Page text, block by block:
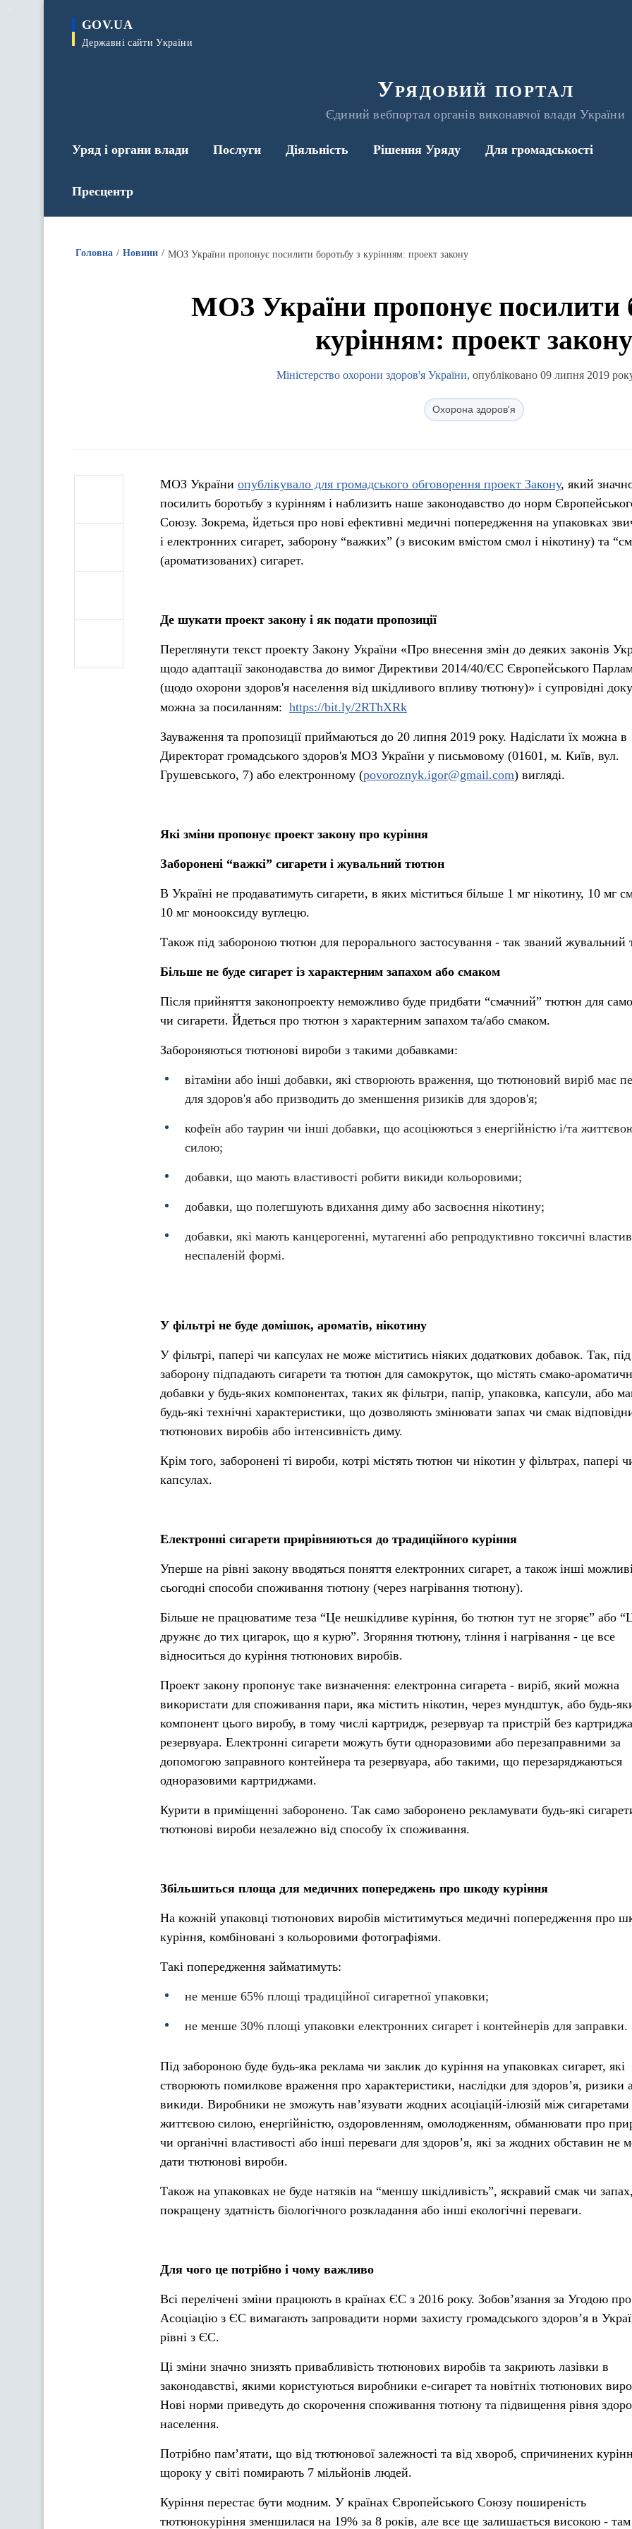
GOV.UA
Державні сайти України
Урядовий портал
Єдиний вебпортал органів виконавчої влади України
Уряд і органи влади Послуги Діяльність Рішення Уряду Для громадськості
Пресцентр
Головна Новини МОЗ України пропонує посилити боротьбу з курінням: проект закону
МОЗ України пропонує посилити
курінням: проект закону
Міністерство охорони здоров'я України, опубліковано 09 липня 2019
Охорона здоров'я
МОЗ України опублікувало для громадського обговорення проект Закону, який
посилить боротьбу з курінням і наблизить наше законодавство до норм
Союзу. Зокрема, йдеться про нові ефективні медичні попередження на упаковках
і електронних сигарет, заборону “важких” (з високим вмістом смол і нікотину) та
(ароматизованих) сигарет.
Де шукати проект закону і як подати пропозиції
Переглянути текст проекту Закону України «Про внесення змін до деяких законів
щодо адаптації законодавства до вимог Директиви 2014/40/ЄС Європейського
(щодо охорони здоров'я населення від шкідливого впливу тютюну)» і супровідні
можна за посиланням: https://bit.ly/2RThXRk
Зауваження та пропозиції приймаються до 20 липня 2019 року. Надіслати їх можна в
Директорат громадського здоров'я МОЗ України у письмовому (01601, м. Київ, вул.
Грушевського, 7) або електронному (povoroznyk.igor@gmail.com) вигляді.
Які зміни пропонує проект закону про куріння
Заборонені “важкі” сигарети і жувальний тютюн
В Україні не продаватимуть сигарети, в яких міститься більше 1 мг нікотину, 10 мг
10 мг монооксиду вуглецю.
Також під забороною тютюн для перорального застосування - так званий
Більше не буде сигарет із характерним запахом або смаком
Після прийняття законопроекту неможливо буде придбати “смачний” тютюн для
чи сигарети. Йдеться про тютюн з характерним запахом та/або смаком.
Забороняються тютюнові вироби з такими добавками:
вітаміни або інші добавки, які створюють враження, що тютюновий виріб має
для здоров'я або призводить до зменшення ризиків для здоров'я;
кофеїн або таурин чи інші добавки, що асоціюються з енергійністю і/та
силою;
добавки, що мають властивості робити викиди кольоровими;
добавки, що полегшують вдихання диму або засвоєння нікотину;
добавки, які мають канцерогенні, мутагенні або репродуктивно токсичні
неспаленій формі.
У фільтрі не буде домішок, ароматів, нікотину
У фільтрі, папері чи капсулах не може міститись ніяких додаткових добавок. Так, під
заборону підпадають сигарети та тютюн для самокруток, що містять смако-
добавки у будь-яких компонентах, таких як фільтри, папір, упаковка, капсули, або
будь-які технічні характеристики, що дозволяють змінювати запах чи смак
тютюнових виробів або інтенсивність диму.
Крім того, заборонені ті вироби, котрі містять тютюн чи нікотин у фільтрах, папері
капсулах.
Електронні сигарети прирівняються до традиційного куріння
Уперше на рівні закону вводяться поняття електронних сигарет, а також інші
сьогодні способи споживання тютюну (через нагрівання тютюну).
Більше не працюватиме теза “Це нешкідливе куріння, бо тютюн тут не згоряє” або
дружнє до тих цигарок, що я курю”. Згоряння тютюну, тління і нагрівання - це все
відноситься до куріння тютюнових виробів.
Проект закону пропонує таке визначення: електронна сигарета - виріб, який можна
використати для споживання пари, яка містить нікотин, через мундштук, або будь-
компонент цього виробу, в тому числі картридж, резервуар та пристрій без
резервуара. Електронні сигарети можуть бути одноразовими або перезаправними за
допомогою заправного контейнера та резервуара, або такими, що перезаряджаються
одноразовими картриджами.
Курити в приміщенні заборонено. Так само заборонено рекламувати будь-які
тютюнові вироби незалежно від способу їх споживання.
Збільшиться площа для медичних попереджень про шкоду куріння
На кожній упаковці тютюнових виробів міститимуться медичні попередження про
куріння, комбіновані з кольоровими фотографіями.
Такі попередження займатимуть:
не менше 65% площі традиційної сигаретної упаковки;
не менше 30% площі упаковки електронних сигарет і контейнерів для заправки.
Під забороною буде будь-яка реклама чи заклик до куріння на упаковках сигарет, які
створюють помилкове враження про характеристики, наслідки для здоров’я, ризики
викиди. Виробники не зможуть нав’язувати жодних асоціацій-ілюзій між сигаретами
життєвою силою, енергійністю, оздоровленням, омолодженням, обманювати про
чи органічні властивості або інші переваги для здоров’я, які за жодних обставин не
дати тютюнові вироби.
Також на упаковках не буде натяків на “меншу шкідливість”, яскравий смак чи запах,
покращену здатність біологічного розкладання або інші екологічні переваги.
Для чого це потрібно і чому важливо
Всі перелічені зміни працюють в країнах ЄС з 2016 року. Зобов’язання за Угодою про
Асоціацію з ЄС вимагають запровадити норми захисту громадського здоров’я в
рівні з ЄС.
Ці зміни значно знизять привабливість тютюнових виробів та закриють лазівки в
законодавстві, якими користуються виробники е-сигарет та новітніх тютюнових
Нові норми приведуть до скорочення споживання тютюну та підвищення рівня
населення.
Потрібно пам’ятати, що від тютюнової залежності та від хвороб, спричинених
щороку у світі помирають 7 мільйонів людей.
Куріння перестає бути модним. У країнах Європейського Союзу поширеність
тютюнокуріння зменшилася на 19% за 8 років, але все ще залишається високою - там